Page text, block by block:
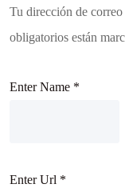
Tu dirección de
obligatorios están
Enter Name *
Enter Url *